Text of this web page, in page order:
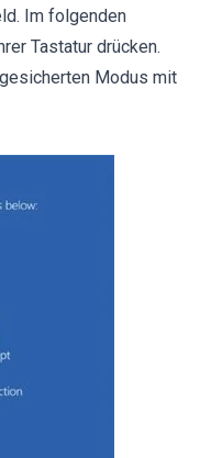
Im folgenden
Tastatur drücken.
Modus mit